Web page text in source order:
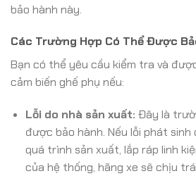
bảo hành này.
Các Trường Hợp Có Thể Được
Bạn có thể yêu cầu kiểm tra và
cảm biến ghế phụ nếu:
Lỗi do nhà sản xuất: Đây là
được bảo hành. Nếu lỗi phát
quá trình sản xuất, lắp ráp linh
của hệ thống, hãng xe sẽ chịu